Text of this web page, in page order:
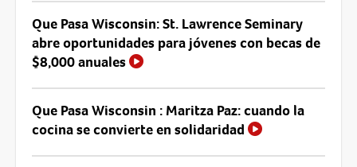
Que Pasa Wisconsin: St. Lawrence Seminary
abre oportunidades para jóvenes con becas de
$8,000 anuales
Que Pasa Wisconsin : Maritza Paz: cuando la
cocina se convierte en solidaridad